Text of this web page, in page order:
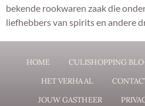
bekende rookwaren zaak die
liefhebbers van spirits en andere
HOME
CULISHOPPING
HET VERHAAL
JOUW GASTHEER